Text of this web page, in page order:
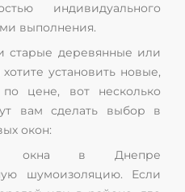
индивидуального
выполнения.
старые деревянные или
установить новые,
цене, вот несколько
вам сделать выбор в
окон:
окна в Днепре
шумоизоляцию. Если